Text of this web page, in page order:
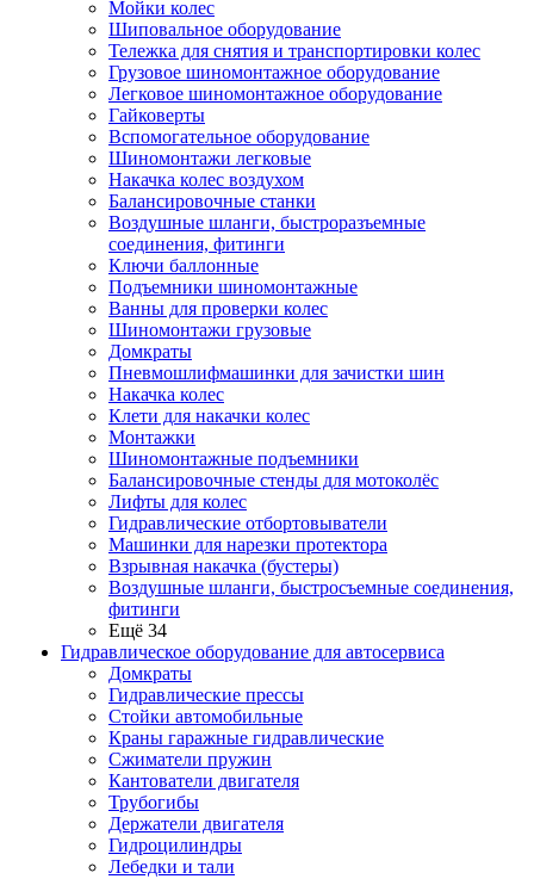
Мойки колес
Шиповальное оборудование
Тележка для снятия и транспортировки колес
Грузовое шиномонтажное оборудование
Легковое шиномонтажное оборудование
Гайковерты
Вспомогательное оборудование
Шиномонтажи легковые
Накачка колес воздухом
Балансировочные станки
Воздушные шланги, быстроразъемные
соединения, фитинги
Ключи баллонные
Подъемники шиномонтажные
Ванны для проверки колес
Шиномонтажи грузовые
Домкраты
Пневмошлифмашинки для зачистки шин
Накачка колес
Клети для накачки колес
Монтажки
Шиномонтажные подъемники
Балансировочные стенды для мотоколёс
Лифты для колес
Гидравлические отбортовыватели
Машинки для нарезки протектора
Взрывная накачка (бустеры)
Воздушные шланги, быстросъемные соединения,
фитинги
Ещё 34
Гидравлическое оборудование для автосервиса
Домкраты
Гидравлические прессы
Стойки автомобильные
Краны гаражные гидравлические
Сжиматели пружин
Кантователи двигателя
Трубогибы
Держатели двигателя
Гидроцилиндры
Лебедки и тали